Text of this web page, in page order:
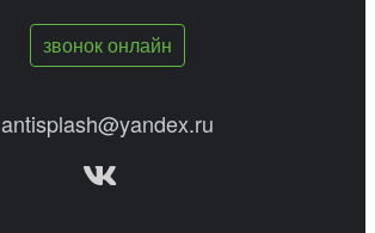
звонок онлайн
antisplash@yandex.ru